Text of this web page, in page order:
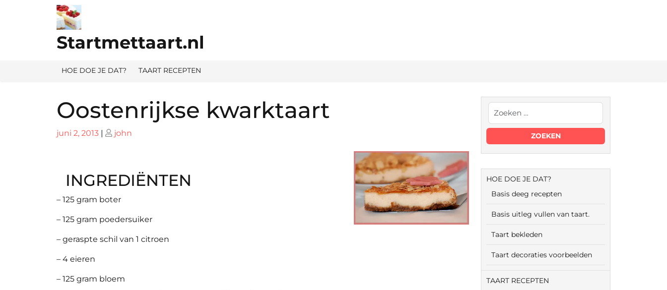
Startmettaart.nl
HOE DOE JE DAT? TAART RECEPTEN
Oostenrijkse kwarktaart
Geplaatst
juni 2, 2013 | Geplaatst
john
INGREDIËNTEN
– 125 gram boter
– 125 gram poedersuiker
– geraspte schil van 1 citroen
– 4 eieren
– 125 gram bloem
HOE DOE JE DAT?
Basis deeg recepten
Basis uitleg vullen van taart.
Taart bekleden
Taart decoraties voorbeelden
TAART RECEPTEN